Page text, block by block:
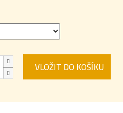
VLOŽIT DO KOŠÍKU